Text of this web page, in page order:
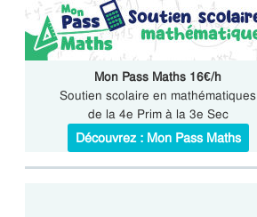
Mon Pass Maths 16€/h
Soutien scolaire en mathématiques
de la 4e Prim à la 3e Sec
Découvrez : Mon Pass Maths